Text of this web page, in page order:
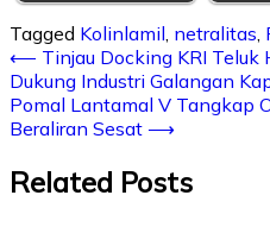
Tagged Kolinlamil netralitas
⟵ Tinjau Docking KRI
Dukung Industri Galangan
Pomal Lantamal V Tangkap
Beraliran Sesat ⟶
Related Posts